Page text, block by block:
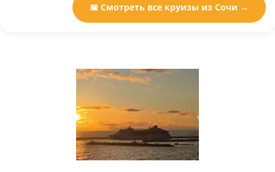
📅 Смотреть все круизы из Сочи →